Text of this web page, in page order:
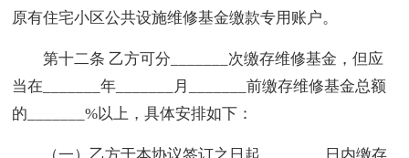
原有住宅小区公共设施维修基金缴款专用账户。
第十二条 乙方可分_______次缴存维修基金，但应
当在_______年_______月_______前缴存维修基金总额
的_______%以上，具体安排如下：